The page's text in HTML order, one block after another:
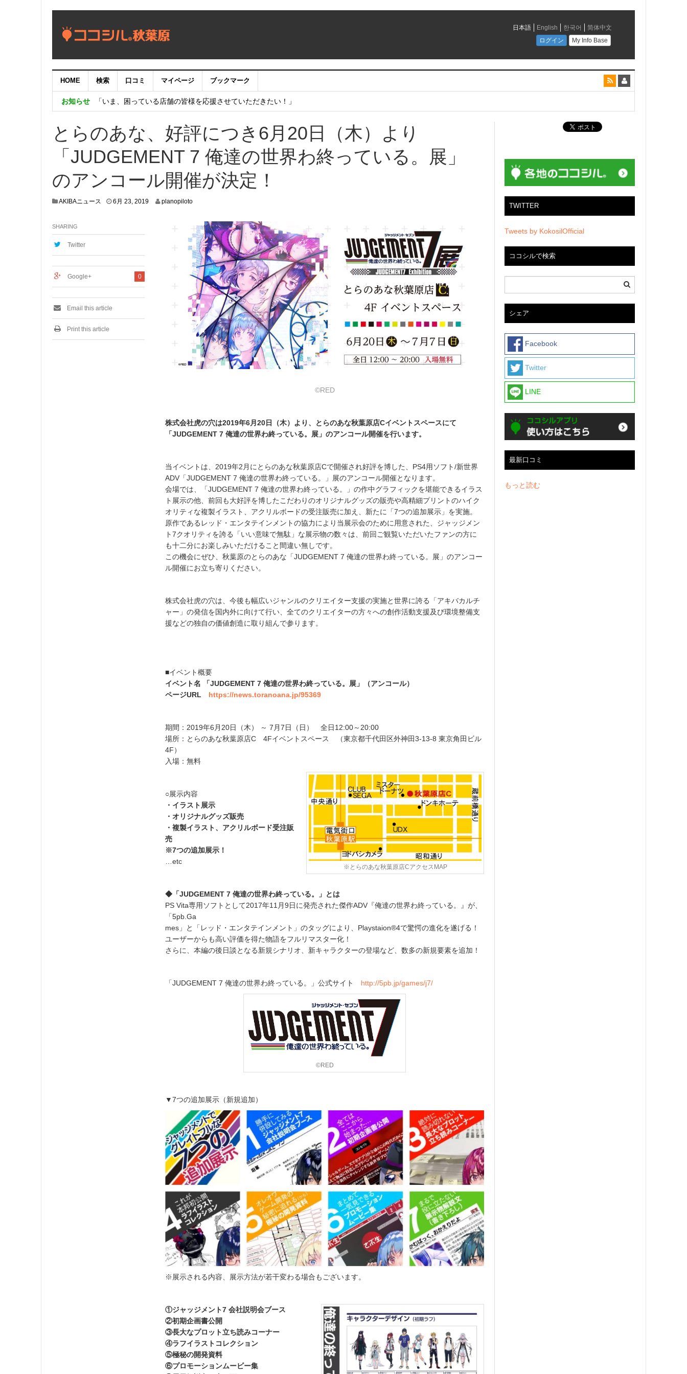
HOME 検索 口コミ マイページ ブックマーク
お知らせ
【秋葉原ワシントンホテル】「Akiba eGaming Room（仮称）」期間限定販売 NTT東日本 ・ NTT e-Sportsとコラボレーション
「いま、困っている店舗の皆様を応援させていただきたい！」
とらのあな、好評につき6月20日（木）より
「JUDGEMENT 7 俺達の世界わ終っている。展」
のアンコール開催が決定！
AKIBAニュース 6月 23, 20196
planopiloto
©RED
株式会社虎の穴は2019年6月20日（木）より、とらのあな秋葉原店Cイベントスペースにて
「JUDGEMENT 7 俺達の世界わ終っている。展」のアンコール開催を行います。
当イベントは、2019年2月にとらのあな秋葉原店Cで開催され好評を博した、PS4用ソフト/新世界
ADV「JUDGEMENT 7 俺達の世界わ終っている。」展のアンコール開催となります。
会場では、「JUDGEMENT 7 俺達の世界わ終っている。」の作中グラフィックを堪能できるイラス
ト展示の他、前回も大好評を博したこだわりのオリジナルグッズの販売や高精細プリントのハイク
オリティな複製イラスト、アクリルボードの受注販売に加え、新たに「7つの追加展示」を実施。
原作であるレッド・エンタテインメントの協力により当展示会のために用意された、ジャッジメン
ト7クオリティを誇る「いい意味で無駄」な展示物の数々は、前回ご観覧いただいたファンの方に
も十二分にお楽しみいただけること間違い無しです。
この機会にぜひ、秋葉原のとらのあな「JUDGEMENT 7 俺達の世界わ終っている。展」のアンコー
ル開催にお立ち寄りください。
株式会社虎の穴は、今後も幅広いジャンルのクリエイター支援の実施と世界に誇る「アキバカルチ
ャー」の発信を国内外に向けて行い、全てのクリエイターの方々への創作活動支援及び環境整備支
援などの独自の価値創造に取り組んで参ります。
■イベント概要
イベント名 「JUDGEMENT 7 俺達の世界わ終っている。展」（アンコール）
ページURL https://news.toranoana.jp/95369
期間：2019年6月20日（木） ～ 7月7日（日） 全日12:00～20:00
場所：とらのあな秋葉原店C 4Fイベントスペース （東京都千代田区外神田3-13-8 東京角田ビル
4F）
入場：無料
※とらのあな秋葉原店CアクセスMAP
○展示内容
・イラスト展示
・オリジナルグッズ販売
・複製イラスト、アクリルボード受注販
売
※7つの追加展示！
…etc
◆「JUDGEMENT 7 俺達の世界わ終っている。」とは
PS Vita専用ソフトとして2017年11月9日に発売された傑作ADV『俺達の世界わ終っている。』が、
「5pb.Ga
mes」と「レッド・エンタテインメント」のタッグにより、Playstaion®4で驚愕の進化を遂げる！
ユーザーからも高い評価を得た物語をフルリマスター化！
さらに、本編の後日談となる新規シナリオ、新キャラクターの登場など、数多の新規要素を追加！
「JUDGEMENT 7 俺達の世界わ終っている。」公式サイト http://5pb.jp/games/j7/
©RED
▼7つの追加展示（新規追加）
※展示される内容、展示方法が若干変わる場合もございます。
①ジャッジメント7 会社説明会ブース
②初期企画書公開
③長大なプロット立ち読みコーナー
④ラフイラストコレクション
⑤極秘の開発資料
⑥プロモーションムービー集
SHARING
Twitter
0
Google+
Email this article
Print this article
TWITTER
Tweets by KokosilOfficial
ココシルで検索
シェア
Facebook
Twitter
LINE
最新口コミ
もっと読む